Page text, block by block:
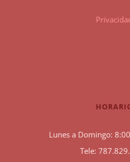
Lunes a Domingo:
Tele: